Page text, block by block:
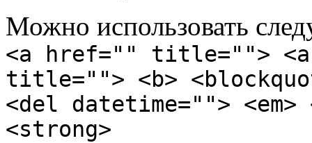
Можно использовать
<a href="" title="">
title=""> <b>
<del datetime="">
<strong>